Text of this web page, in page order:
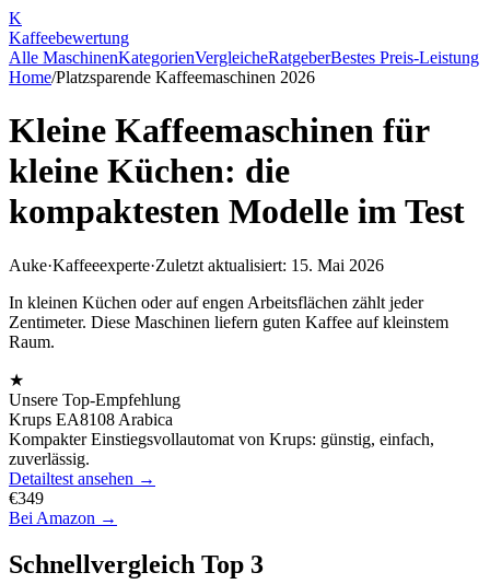
K
Kaffeebewertung
Alle MaschinenKategorienVergleicheRatgeberBestes Preis-Leistung
Home/Platzsparende Kaffeemaschinen 2026
Kleine Kaffeemaschinen für
kleine Küchen: die
kompaktesten Modelle im Test
Auke·Kaffeeexperte·Zuletzt aktualisiert: 15. Mai 2026
In kleinen Küchen oder auf engen Arbeitsflächen zählt jeder
Zentimeter. Diese Maschinen liefern guten Kaffee auf kleinstem
Raum.
★
Unsere Top-Empfehlung
Krups EA8108 Arabica
Kompakter Einstiegsvollautomat von Krups: günstig, einfach,
zuverlässig.
Detailtest ansehen →
€349
Bei Amazon →
Schnellvergleich Top 3